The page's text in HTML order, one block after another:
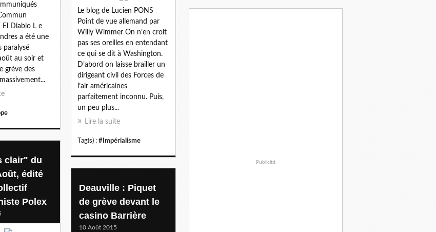
Diablo L e
a été une
paralysé
au soir et
grève des
Le blog de Lucien PONS
Point de vue allemand par
Willy Wimmer On n’en croit
pas ses oreilles en entendant
ce qui se dit à Washington.
D’abord on laisse brailler un
dirigeant civil des Forces de
l’air américaines
parfaitement inconnu. Puis,
un peu plus...
Lire la suite
Tag(s) : #Impérialisme
clair" du
édité
Polex
Deauville : Piquet
de grève devant le
casino Barrière
10 Août 2015
Publicité